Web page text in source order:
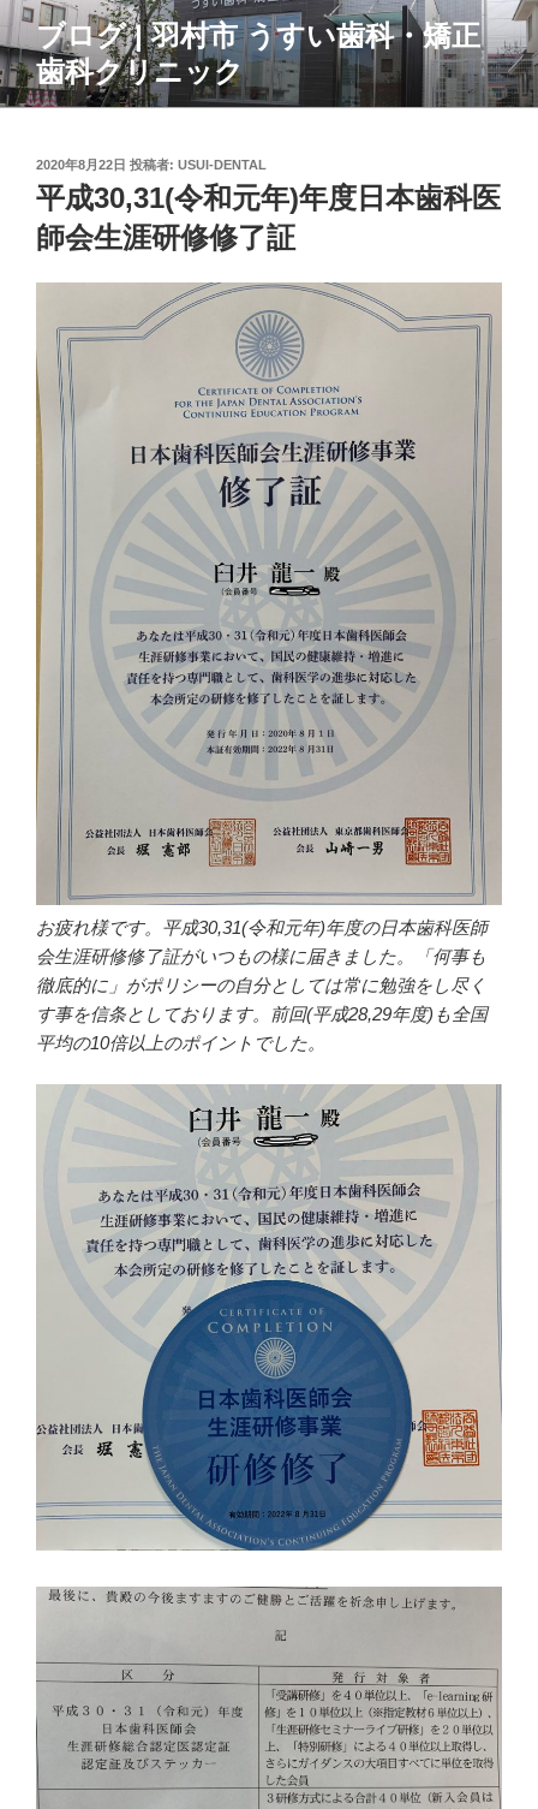
コ
ン
テ
ン
ブログ | 羽村市 うすい歯科・矯正
歯科クリニック
投
稿
2020年8月22日 投稿者: USUI-DENTAL
平成30,31(令和元年)年度日本歯科医
師会生涯研修修了証
お疲れ様です。平成30,31(令和元年)年度の日本歯科医師
会生涯研修修了証がいつもの様に届きました。「何事も
徹底的に」がポリシーの自分としては常に勉強をし尽く
す事を信条としております。前回(平成28,29年度)も全国
平均の10倍以上のポイントでした。